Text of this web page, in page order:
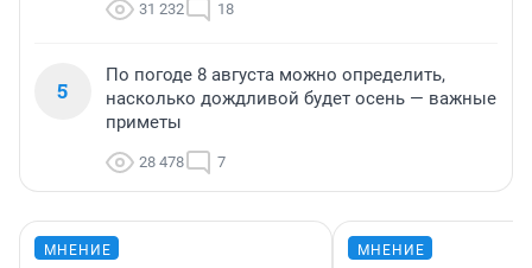
31 232 18
5
По погоде 8 августа можно определить,
насколько дождливой будет осень — важные
приметы
28 478 7
МНЕНИЕ МНЕНИЕ